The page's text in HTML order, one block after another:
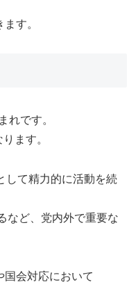
す。
れです。
ります。
して精力的に活動を続
など、党内外で重要な
国会対応において